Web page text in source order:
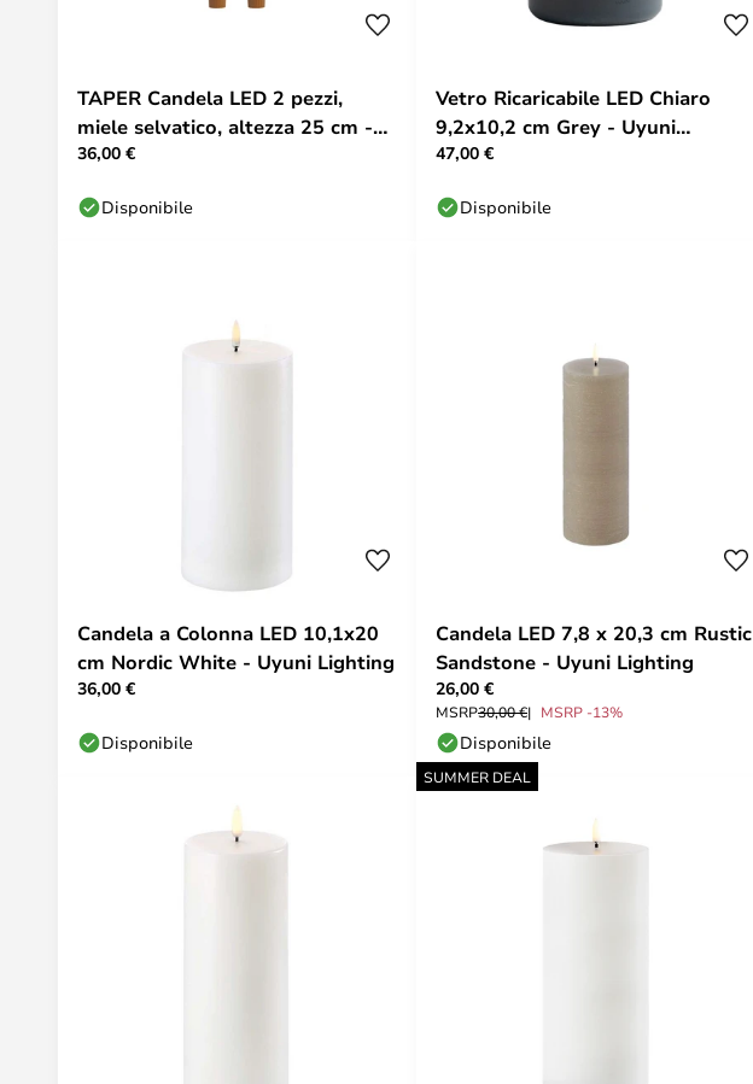
TAPER Candela LED 2 pezzi,
miele selvatico, altezza 25 cm -
Uyuni Lighting
36,00 €
Disponibile
Vetro Ricaricabile LED Chiaro
9,2x10,2 cm Grey - Uyuni
Lighting
47,00 €
Disponibile
Candela a Colonna LED 10,1x20
cm Nordic White - Uyuni Lighting
36,00 €
Disponibile
Candela LED 7,8 x 20,3 cm Rustic
Sandstone - Uyuni Lighting
26,00 €
MSRP30,00 € MSRP -13%
Disponibile
SUMMER DEAL